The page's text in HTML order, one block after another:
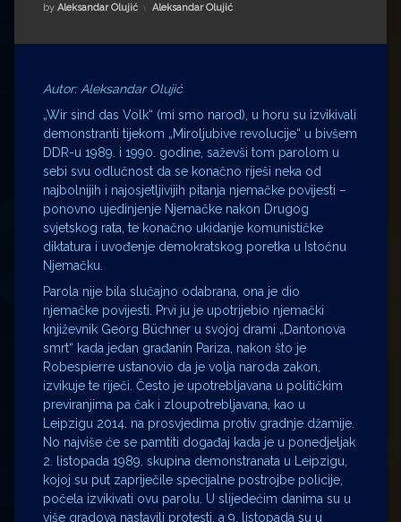
Impressum
Milenko Strižak
Drugi autori
Drugi autori
Matea Andrić
Ljiljana Lekanić-Kljaić
Željko Krznarić
Mario Lovreković
Miroslav Šantek
by Aleksandar Olujić Kategorije:
Aleksandar Olujić
Autor: Aleksandar Olujić
„Wir sind das Volk“ (mi smo narod), u horu su izvikivali
demonstranti tijekom „Miroljubive revolucije“ u bivšem
DDR-u 1989. i 1990. godine, saževši tom parolom u
sebi svu odlučnost da se konačno riješi neka od
najbolnijih i najosjetljivijih pitanja njemačke povijesti –
ponovno ujedinjenje Njemačke nakon Drugog
svjetskog rata, te konačno ukidanje komunističke
diktatura i uvođenje demokratskog poretka u Istočnu
Njemačku.
Parola nije bila slučajno odabrana, ona je dio
njemačke povijesti. Prvi ju je upotrijebio njemački
književnik Georg Büchner u svojoj drami „Dantonova
smrt“ kada jedan građanin Pariza, nakon što je
Robespierre ustanovio da je volja naroda zakon,
izvikuje te riječi. Često je upotrebljavana u političkim
previranjima pa čak i zloupotrebljavana, kao u
Leipzigu 2014. na prosvjedima protiv gradnje džamije.
No najviše će se pamtiti događaj kada je u ponedjeljak
2. listopada 1989. skupina demonstranata u Leipzigu,
kojoj su put zapriječile specijalne postrojbe policije,
počela izvikivati ovu parolu. U slijedećim danima su u
više gradova nastavili protesti, a 9. listopada su u